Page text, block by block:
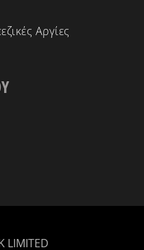
Αργίες
LIMITED